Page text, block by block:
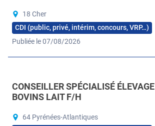
18 Cher
CDI (public, privé, intérim, concours, VRP…)
Publiée le 07/08/2026
CONSEILLER SPÉCIALISÉ ÉLEVAGE
BOVINS LAIT F/H
64 Pyrénées-Atlantiques